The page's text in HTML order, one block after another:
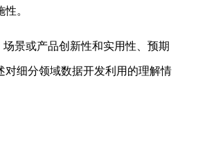
。
景或产品创新性和实用性、预期
对细分领域数据开发利用的理解情